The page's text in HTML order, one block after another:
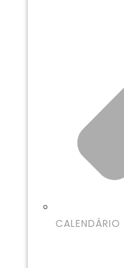
CALENDÁRIO